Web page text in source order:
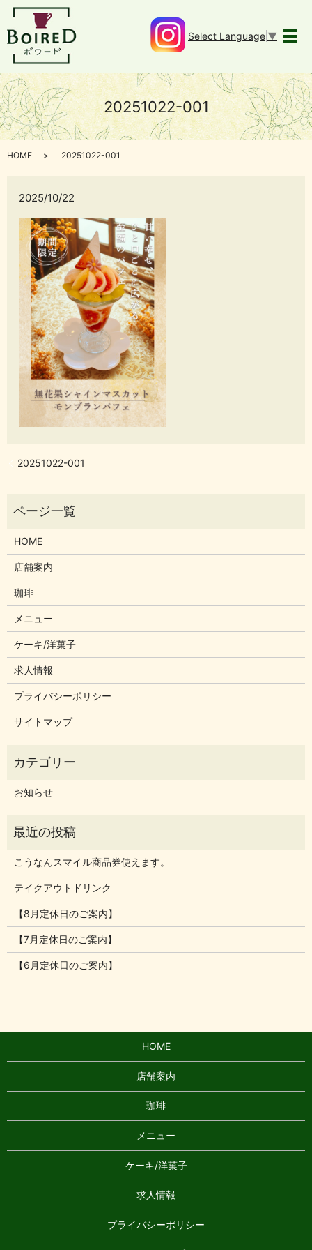
メ
Select Language ▼
20251022-001
HOME 20251022-001
2025/10/22
20251022-001
HOME
店舗案内
珈琲
メニュー
ケーキ/洋菓子
求人情報
プライバシーポリシー
サイトマップ
お知らせ
こうなんスマイル商品券使えます。
テイクアウトドリンク
【8月定休日のご案内】
【7月定休日のご案内】
【6月定休日のご案内】
HOME
店舗案内
珈琲
メニュー
ケーキ/洋菓子
求人情報
プライバシーポリシー